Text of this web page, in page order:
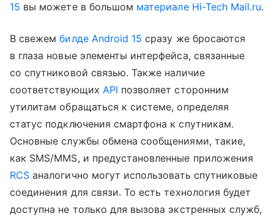
15 вы можете в большом материале Hi-Tech Mail.ru.
В свежембилде Android 15 сразу же бросаются
в глаза новые элементы интерфейса, связанные
со спутниковой связью. Также наличие
соответствующих API позволяет сторонним
утилитам обращаться к системе, определяя
статус подключения смартфона к спутникам.
Основные службы обмена сообщениями, такие,
как SMS/MMS, и предустановленные приложения
RCS аналогично могут использовать спутниковые
соединения для связи. То есть технология будет
доступна не только для вызова экстренных служб,